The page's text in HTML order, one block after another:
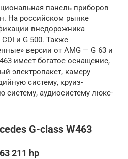
панель приборов
На российском рынке
внедорожника
и G 500. Также
версии от AMG — G 63 и
имеет богатое оснащение,
электропакет, камеру
систему, круиз-
систему, аудиосистему люкс-
G-class W463
211 hp